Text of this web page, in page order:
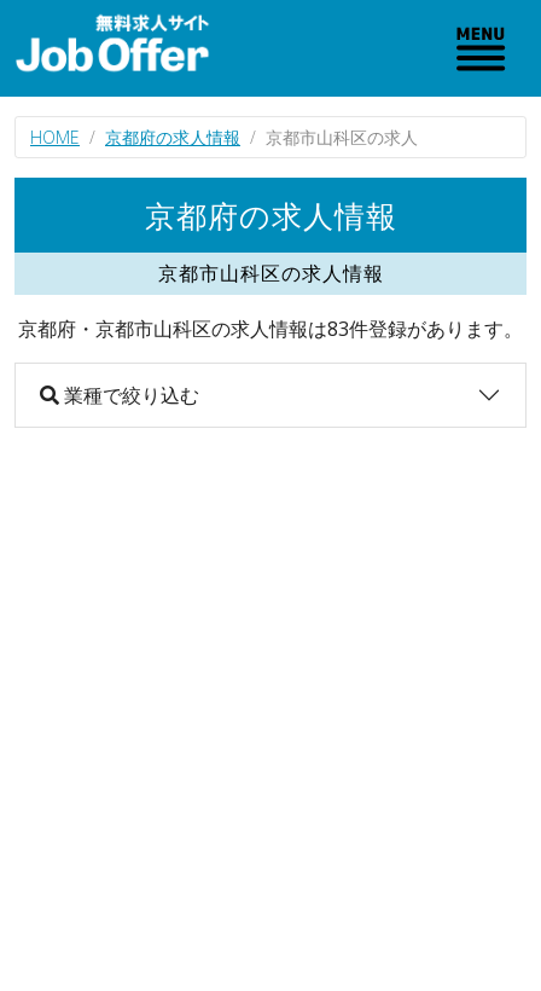
HOME 京都府の求人情報 京都市山科区の求人
京都府の求人情報
京都市山科区の求人情報
京都府・京都市山科区の求人情報は83件登録があります。
業種で絞り込む